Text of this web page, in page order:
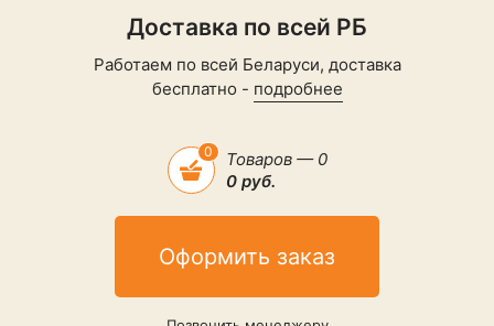
Доставка по всей РБ
Работаем по всей Беларуси, доставка
бесплатно - подробнее
0
Товаров — 0
0 руб.
Оформить заказ